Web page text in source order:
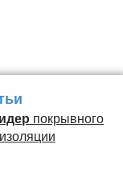
покрывного